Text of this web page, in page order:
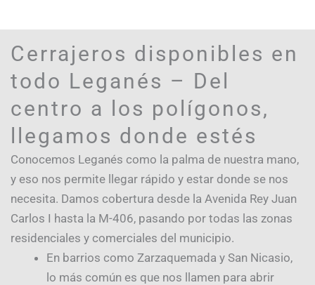
Cerrajeros disponibles en
todo Leganés – Del
centro a los polígonos,
llegamos donde estés
Conocemos Leganés como la palma de nuestra mano,
y eso nos permite llegar rápido y estar donde se nos
necesita. Damos cobertura desde la Avenida Rey Juan
Carlos I hasta la M-406, pasando por todas las zonas
residenciales y comerciales del municipio.
En barrios como Zarzaquemada y San Nicasio,
lo más común es que nos llamen para abrir